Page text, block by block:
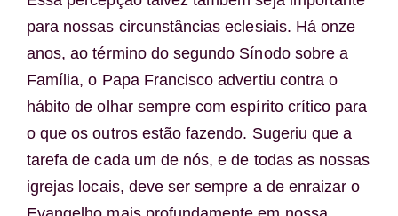
para nossas circunstâncias eclesiais. Há onze
anos, ao término do segundo Sínodo sobre a
Família, o Papa Francisco advertiu contra o
hábito de olhar sempre com espírito crítico para
o que os outros estão fazendo. Sugeriu que a
tarefa de cada um de nós, e de todas as nossas
igrejas locais, deve ser sempre a de enraizar o